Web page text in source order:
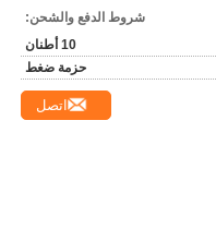
شروط الدفع والشحن:
10 أطنان
حزمة ضغط
اتصل